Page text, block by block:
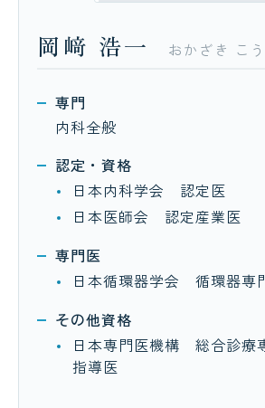
岡﨑 浩一 おかざき こ
専門
内科全般
認定・資格
日本内科学会 認定医
日本医師会 認定産業医
専門医
日本循環器学会 循環器専
その他資格
日本専門医機構 総合診
指導医